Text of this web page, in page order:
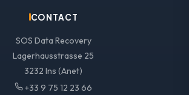
CONTACT
SOS Data Recovery
Lagerhausstrasse 25
3232 Ins (Anet)
+33 9 75 12 23 66